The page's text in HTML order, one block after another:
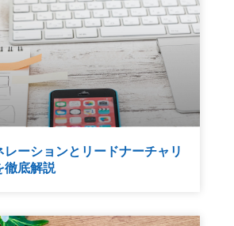
レーションとリードナーチャリ
徹底解説